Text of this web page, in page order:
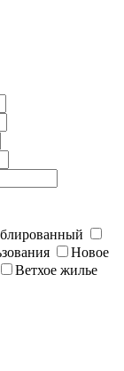
Новое
Ветхое жилье